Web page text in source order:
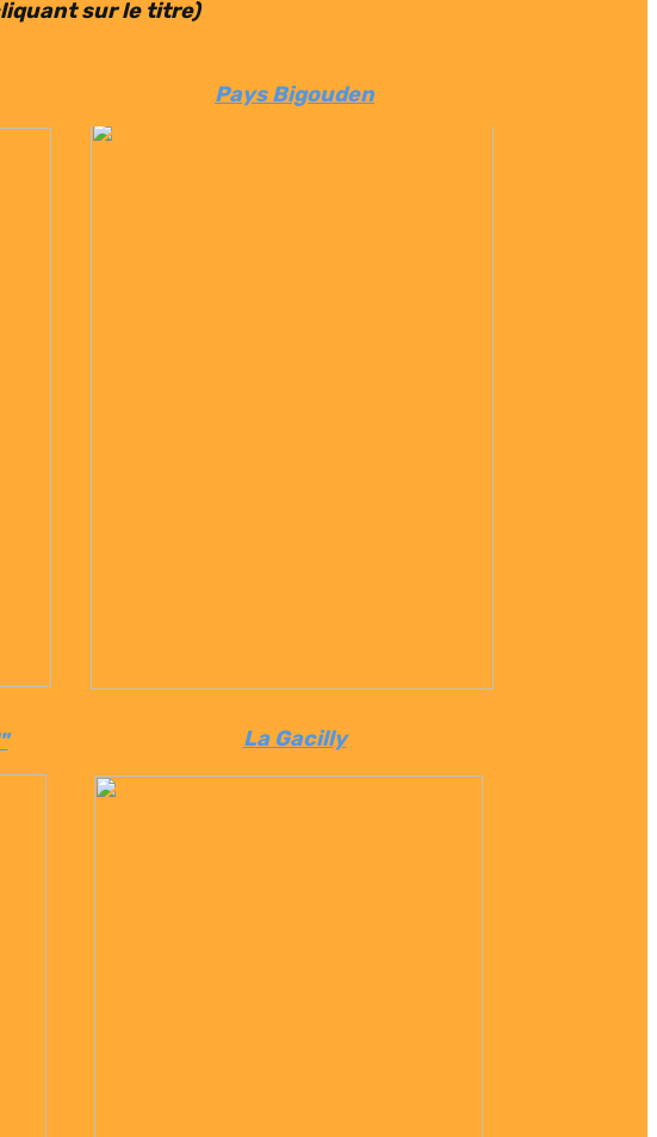
sur le titre)
Pays Bigouden
La Gacilly